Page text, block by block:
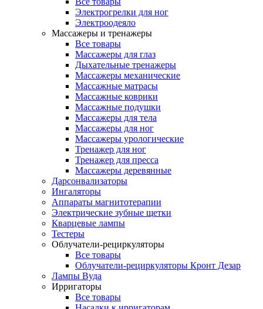
Электрогрелки для ног
Электроодеяло
Массажеры и тренажеры
Все товары
Массажеры для глаз
Дыхательные тренажеры
Массажеры механические
Массажные матрасы
Массажные коврики
Массажные подушки
Массажеры для тела
Массажеры для ног
Массажеры урологические
Тренажер для ног
Тренажер для пресса
Массажеры деревянные
Дарсонвализаторы
Ингаляторы
Аппараты магнитотерапии
Электрические зубные щетки
Кварцевые лампы
Тестеры
Облучатели-рециркуляторы
Все товары
Облучатели-рециркуляторы Кронт Дезар
Лампы Вуда
Ирригаторы
Все товары